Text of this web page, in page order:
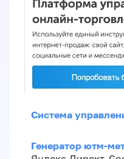
Система
Генератор ютм-